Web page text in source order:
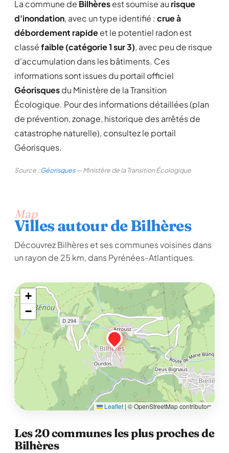
La commune de Bilhèresest soumise au risque
d'inondation, avec un type identifié : crue à
débordement rapideet le potentiel radon est
classéfaible (catégorie 1 sur 3), avec peu de risque
d'accumulation dans les bâtiments. Ces
informations sont issues du portail officiel
Géorisquesdu Ministère de la Transition
Écologique. Pour des informations détaillées (plan
de prévention, zonage, historique des arrêtés de
catastrophe naturelle), consultez le portail
Géorisques.
Source :Géorisques— Ministère de la Transition Écologique
Map
Villes autour de Bilhères
Découvrez Bilhères et ses communes voisines dans
un rayon de 25 km, dans Pyrénées-Atlantiques.
+
−
Leaflet | © OpenStreetMap contributors
Les 20 communes les plus proches de
Bilhères